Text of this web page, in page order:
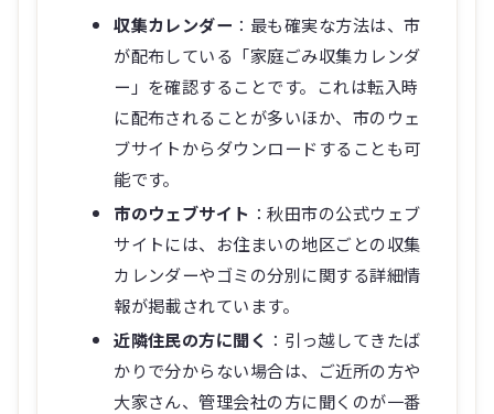
収集カレンダー ：最も確実な方法は、市
が配布している「家庭ごみ収集カレンダ
ー」を確認することです。これは転入時
に配布されることが多いほか、市のウェ
ブサイトからダウンロードすることも可
能です。
市のウェブサイト ：秋田市の公式ウェブ
サイトには、お住まいの地区ごとの収集
カレンダーやゴミの分別に関する詳細情
報が掲載されています。
近隣住民の方に聞く ：引っ越してきたば
かりで分からない場合は、ご近所の方や
大家さん、管理会社の方に聞くのが一番